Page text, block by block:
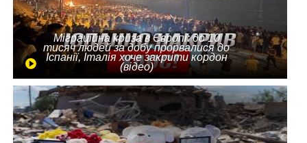
Міграційна криза в Європі: до 10
тисяч людей за добу прорвалися до
Іспанії, Італія хоче закрити кордон
(відео)